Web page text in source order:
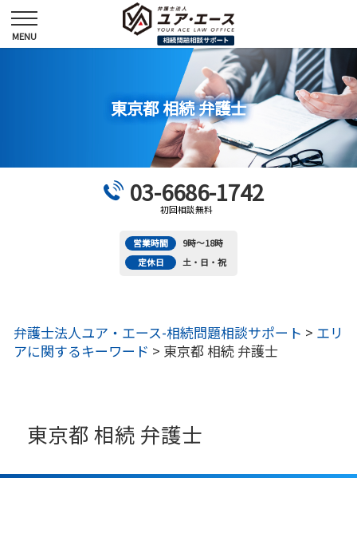
東京都 相続 弁護士
03-6686-1742
初回相談無料
営業時間
9時～18時
定休日
土・日・祝
弁護士法人ユア・エース-相続問題相談サポート > エリ
アに関するキーワード > 東京都 相続 弁護士
東京都 相続 弁護士